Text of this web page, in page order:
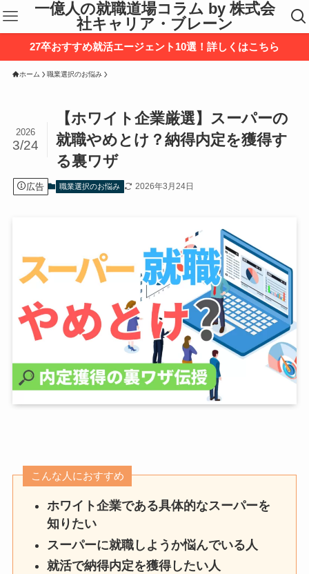
一億人の就職道場コラム by 株式会
社キャリア・ブレーン
27卒おすすめ就活エージェント10選！詳しくはこちら
ホーム 職業選択のお悩み
【ホワイト企業厳選】スーパーの
就職やめとけ？納得内定を獲得す
る裏ワザ
2026
3/24
広告 職業選択のお悩み 2026年3月24日
こんな人におすすめ
ホワイト企業である具体的なスーパーを
知りたい
スーパーに就職しようか悩んでいる人
就活で納得内定を獲得したい人